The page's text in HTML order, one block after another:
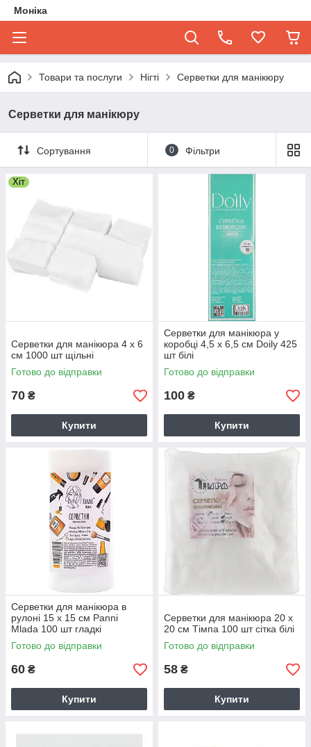
Моніка
Товари та послуги Нігті Серветки для манікюру
Серветки для манікюру
Сортування 0 Фільтри
Хіт
Серветки для манікюра 4 х 6
см 1000 шт щільні
Готово до відправки
70 ₴
Купити
Серветки для манікюра у
коробці 4,5 х 6,5 см Doily 425
шт білі
Готово до відправки
100 ₴
Купити
Серветки для манікюра в
рулоні 15 х 15 см Panni
Mlada 100 шт гладкі
Готово до відправки
60 ₴
Купити
Серветки для манікюра 20 х
20 см Тімпа 100 шт сітка білі
Готово до відправки
58 ₴
Купити